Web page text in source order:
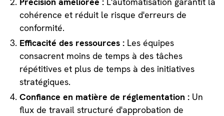
cohérence et réduit le risque d'erreurs de
conformité.
Efficacité des ressources : Les équipes
consacrent moins de temps à des tâches
répétitives et plus de temps à des initiatives
stratégiques.
Confiance en matière de réglementation : Un
flux de travail structuré d'approbation de